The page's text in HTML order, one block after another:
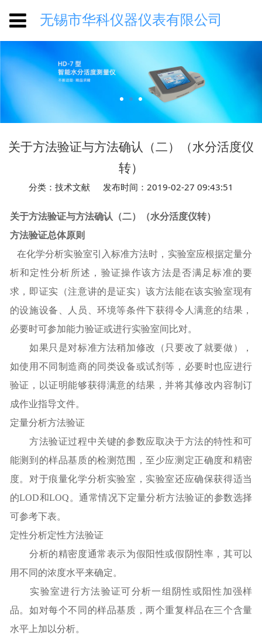
无锡市华科仪器仪表有限公司
关于方法验证与方法确认（二）（水分活度仪
转）
分类：技术文献 发布时间：2019-02-27 09:43:51
关于方法验证与方法确认（二）（水分活度仪转）
方法验证总体原则
在化学分析实验室引入标准方法时，实验室应根据定量分
析和定性分析所述，验证操作该方法是否满足标准的要
求，即证实（注意讲的是证实）该方法能在该实验室现有
的设施设备、人员、环境等条件下获得令人满意的结果，
必要时可参加能力验证或进行实验室间比对。
如果只是对标准方法稍加修改（只要改了就要做），
如使用不同制造商的同类设备或试剂等，必要时也应进行
验证，以证明能够获得满意的结果，并将其修改内容制订
成作业指导文件。
定量分析方法验证
方法验证过程中关键的参数应取决于方法的特性和可
能测到的样品基质的检测范围，至少应测定正确度和精密
度。对于痕量化学分析实验室，实验室还应确保获得适当
的LOD和LOQ。通常情况下定量分析方法验证的参数选择
可参考下表。
定性分析定性方法验证
分析的精密度通常表示为假阳性或假阴性率，其可以
用不同的浓度水平来确定。
实验室进行方法验证可分析一组阴性或阳性加强样
品。如对每个不同的样品基质，两个重复样品在三个含量
水平上加以分析。